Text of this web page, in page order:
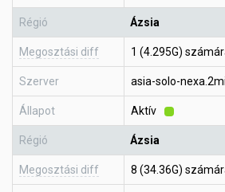
Régió Ázsia
Megosztási diff 1 (4.295G)
Szerver asia-solo-
Állapot Aktív
Régió Ázsia
Megosztási diff 8 (34.36G)